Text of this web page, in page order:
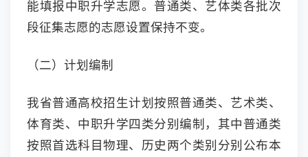
能填报中职升学志愿。普通类、艺体类各批次
段征集志愿的志愿设置保持不变。
（二）计划编制
我省普通高校招生计划按照普通类、艺术类、
体育类、中职升学四类分别编制，其中普通类
按照首选科目物理、历史两个类别分别公布本